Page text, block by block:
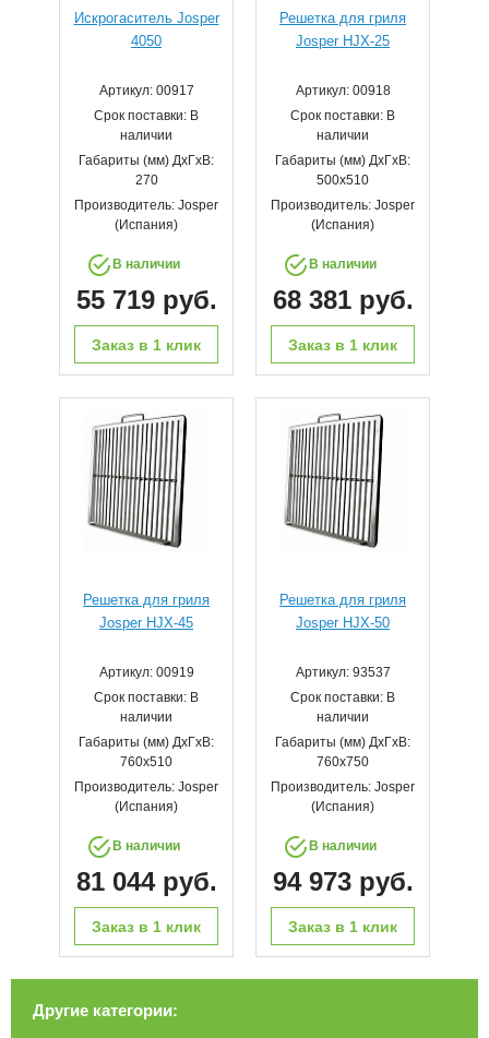
Искрогаситель Josper
4050
Артикул: 00917
Срок поставки: В
наличии
Габариты (мм) ДхГхВ:
270
Производитель: Josper
(Испания)
В наличии
55 719 руб.
Заказ в 1 клик
Решетка для гриля
Josper HJX-25
Артикул: 00918
Срок поставки: В
наличии
Габариты (мм) ДхГхВ:
500х510
Производитель: Josper
(Испания)
В наличии
68 381 руб.
Заказ в 1 клик
Решетка для гриля
Josper HJX-45
Артикул: 00919
Срок поставки: В
наличии
Габариты (мм) ДхГхВ:
760х510
Производитель: Josper
(Испания)
В наличии
81 044 руб.
Заказ в 1 клик
Решетка для гриля
Josper HJX-50
Артикул: 93537
Срок поставки: В
наличии
Габариты (мм) ДхГхВ:
760х750
Производитель: Josper
(Испания)
В наличии
94 973 руб.
Заказ в 1 клик
Другие категории: